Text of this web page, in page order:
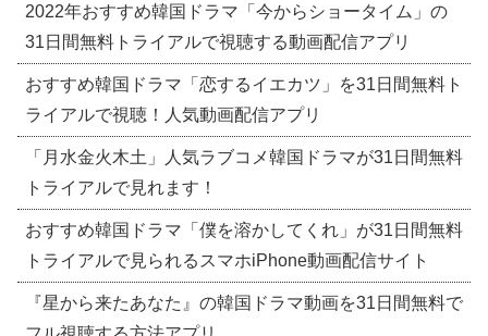
2022年おすすめ韓国ドラマ「今からショータイム」の
31日間無料トライアルで視聴する動画配信アプリ
おすすめ韓国ドラマ「恋するイエカツ」を31日間無料ト
ライアルで視聴！人気動画配信アプリ
「月水金火木土」人気ラブコメ韓国ドラマが31日間無料
トライアルで見れます！
おすすめ韓国ドラマ「僕を溶かしてくれ」が31日間無料
トライアルで見られるスマホiPhone動画配信サイト
『星から来たあなた』の韓国ドラマ動画を31日間無料で